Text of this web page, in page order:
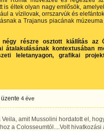
is éltek olyan nagy emlősök,
a vízilovak, orrszarvúk és
a Trajanus piacának
részre osztott kiállítás az
átalakulásának kontextusában
leletanyagon, grafikai
üzente 4 éve
amit Mussolini hordatott el,
a Colosseumtól....Volt